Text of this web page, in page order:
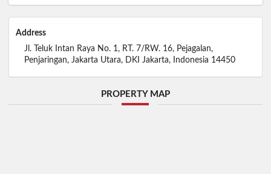
Address
Jl. Teluk Intan Raya No. 1, RT. 7/RW. 16, Pejagalan,
Penjaringan, Jakarta Utara, DKI Jakarta, Indonesia 14450
PROPERTY MAP